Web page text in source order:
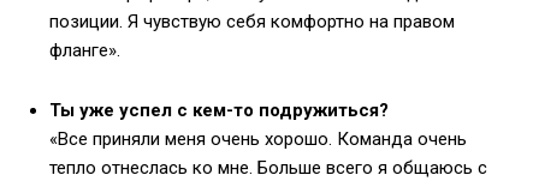
позиции. Я чувствую себя комфортно на правом
фланге».
Ты уже успел с кем-то подружиться?
«Все приняли меня очень хорошо. Команда очень
тепло отнеслась ко мне. Больше всего я общаюсь с